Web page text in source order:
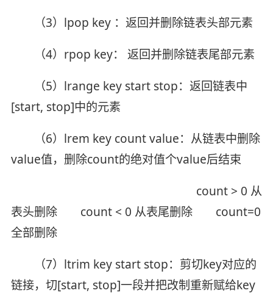
（3）lpop key ：返回并删除链表头部元素
（4）rpop key： 返回并删除链表尾部元素
（5）lrange key start stop：返回链表中
[start, stop]中的元素
（6）lrem key count value：从链表中删除
value值，删除count的绝对值个value后结束
count > 0 从
表头删除 count < 0 从表尾删除 count=0
全部删除
（7）ltrim key start stop：剪切key对应的
链接，切[start, stop]一段并把改制重新赋给key